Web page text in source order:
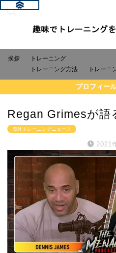
挨拶
トレーニング
トレーニング方法
トレーニ
プロフィー
Regan Grimesが語
海外トレーニングニュース
2021